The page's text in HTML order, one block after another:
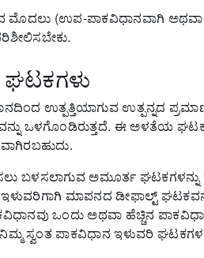
ಮೊದಲು (ಉಪ-ಪಾಕವಿಧಾನವಾಗಿ
ಉತ್ಪತ್ತಿಯಾಗುವ ಉತ್ಪನ್ನದ
ಒಳಗೊಂಡಿರುತ್ತದೆ. ಈ ಅಳತೆಯ
ಬಳಸಲಾಗುವ ಅಮೂರ್ತ
ಮಾಪನದ ಡೀಫಾಲ್ಟ್
ಒಂದು ಅಥವಾ ಹೆಚ್ಚಿನ
ಸ್ವಂತ ಪಾಕವಿಧಾನ ಇಳುವರಿ